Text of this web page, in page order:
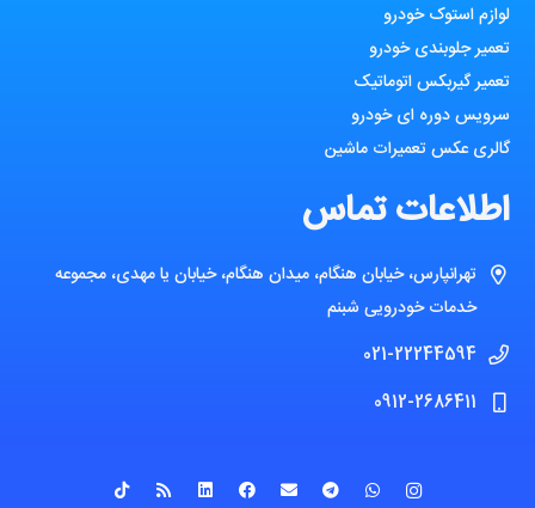
لوازم استوک خودرو
تعمیر جلوبندی خودرو
تعمیر گیربکس اتوماتیک
سرویس دوره ای خودرو
گالری عکس تعمیرات ماشین
اطلاعات تماس
تهرانپارس، خیابان هنگام، میدان هنگام، خیابان یا مهدی، مجموعه
خدمات خودرویی شبنم
021-22244594
0912-2686411